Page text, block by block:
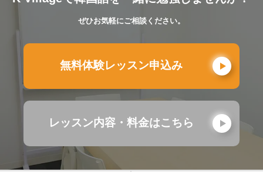
ぜひお気軽にご相談ください。
無料体験レッスン申込み
レッスン内容・料金はこちら